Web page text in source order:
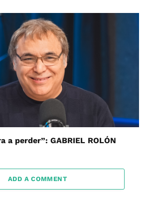
a perder”: GABRIEL ROLÓN
ADD A COMMENT